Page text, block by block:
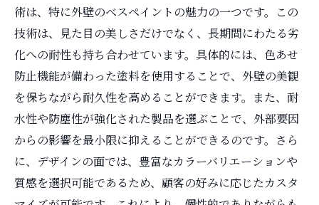
術は、特に外壁のべスペイントの魅力の一つです。この
技術は、見た目の美しさだけでなく、長期間にわたる劣
化への耐性も持ち合わせています。具体的には、色あせ
防止機能が備わった塗料を使用することで、外壁の美観
を保ちながら耐久性を高めることができます。また、耐
水性や防塵性が強化された製品を選ぶことで、外部要因
からの影響を最小限に抑えることができるのです。さら
に、デザインの面では、豊富なカラーバリエーションや
質感を選択可能であるため、顧客の好みに応じたカスタ